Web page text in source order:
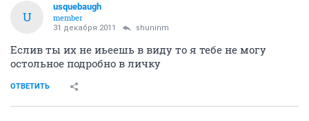
U
usquebaugh
member
31 декабря 2011 shuninm
Еслив ты их не иьеешь в виду то я тебе не могу
остольное подробно в личку
ОТВЕТИТЬ